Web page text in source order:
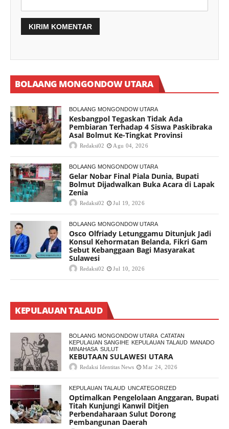
BOLAANG MONGONDOW UTARA
BOLAANG MONGONDOW UTARA
Kesbangpol Tegaskan Tidak Ada
Pembiaran Terhadap 4 Siswa Paskibraka
Asal Bolmut Ke-Tingkat Provinsi
Redaksi02 Agu 04, 2026
BOLAANG MONGONDOW UTARA
Gelar Nobar Final Piala Dunia, Bupati
Bolmut Dijadwalkan Buka Acara di Lapak
Zenia
Redaksi02 Jul 19, 2026
BOLAANG MONGONDOW UTARA
Osco Olfriady Letunggamu Ditunjuk Jadi
Konsul Kehormatan Belanda, Fikri Gam
Sebut Kebanggaan Bagi Masyarakat
Sulawesi
Redaksi02 Jul 10, 2026
KEPULAUAN TALAUD
BOLAANG MONGONDOW UTARA CATATAN
KEPULAUAN SANGIHE KEPULAUAN TALAUD MANADO
MINAHASA SULUT
KEBUTAAN SULAWESI UTARA
Redaksi Identitas News Mar 24, 2026
KEPULAUAN TALAUD UNCATEGORIZED
Optimalkan Pengelolaan Anggaran, Bupati
Titah Kunjungi Kanwil Ditjen
Perbendaharaan Sulut Dorong
Pembangunan Daerah